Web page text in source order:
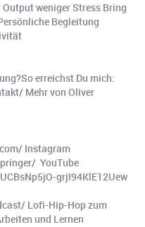
weniger Stress Bring
Begleitung
erreichst Du mich:
Mehr von Oliver
Instagram
YouTube
grjI94KlE12Uew
Lofi-Hip-Hop zum
und Lernen